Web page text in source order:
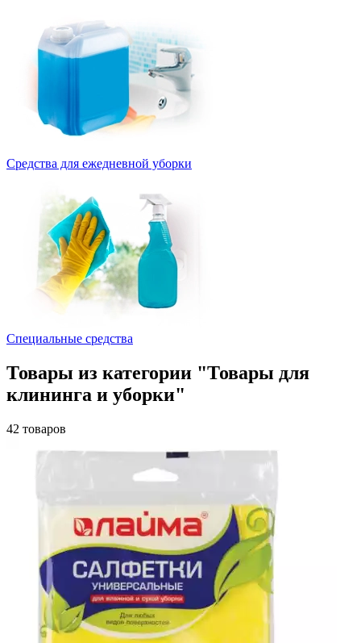
Средства для ежедневной уборки
Специальные средства
Товары из категории "Товары для
клининга и уборки"
42 товаров